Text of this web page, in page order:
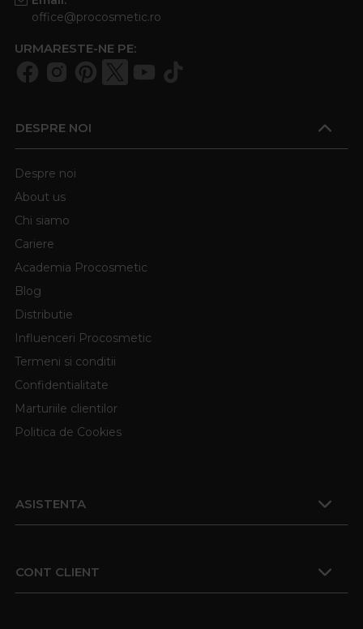
office@procosmetic.ro
URMARESTE-NE PE:
DESPRE NOI
Despre noi
About us
Chi siamo
Cariere
Academia Procosmetic
Blog
Distributie
Influenceri Procosmetic
Termeni si conditii
Confidentialitate
Marturiile clientilor
Politica de Cookies
ASISTENTA
CONT CLIENT